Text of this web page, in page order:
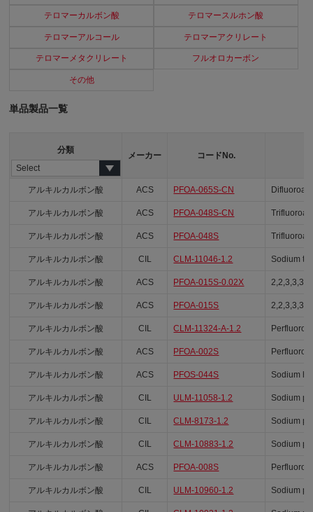
テロマーカルボン酸 テロマースルホン酸
テロマーアルコール テロマーアクリレート
テロマーメタクリレート フルオロカーボン
その他
単品製品一覧
分類
メーカー コードNo.
アルキルカルボン酸 ACS PFOA-065S-CN
アルキルカルボン酸 ACS PFOA-048S-CN
アルキルカルボン酸 ACS PFOA-048S
アルキルカルボン酸 CIL CLM-11046-1.2 Sodium
アルキルカルボン酸 ACS PFOA-015S-0.02X 2,2,3,3,3-
アルキルカルボン酸 ACS PFOA-015S 2,2,3,3,3-
アルキルカルボン酸 CIL CLM-11324-A-1.2
アルキルカルボン酸 ACS PFOA-002S Perfluoro-
アルキルカルボン酸 ACS PFOS-044S Sodium
アルキルカルボン酸 CIL ULM-11058-1.2 Sodium
アルキルカルボン酸 CIL CLM-8173-1.2 Sodium
アルキルカルボン酸 CIL CLM-10883-1.2 Sodium
アルキルカルボン酸 ACS PFOA-008S Perfluoro-
アルキルカルボン酸 CIL ULM-10960-1.2 Sodium